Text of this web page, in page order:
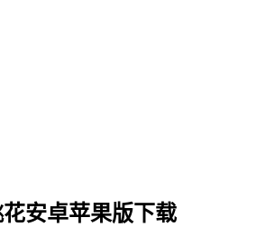
安卓苹果版下载